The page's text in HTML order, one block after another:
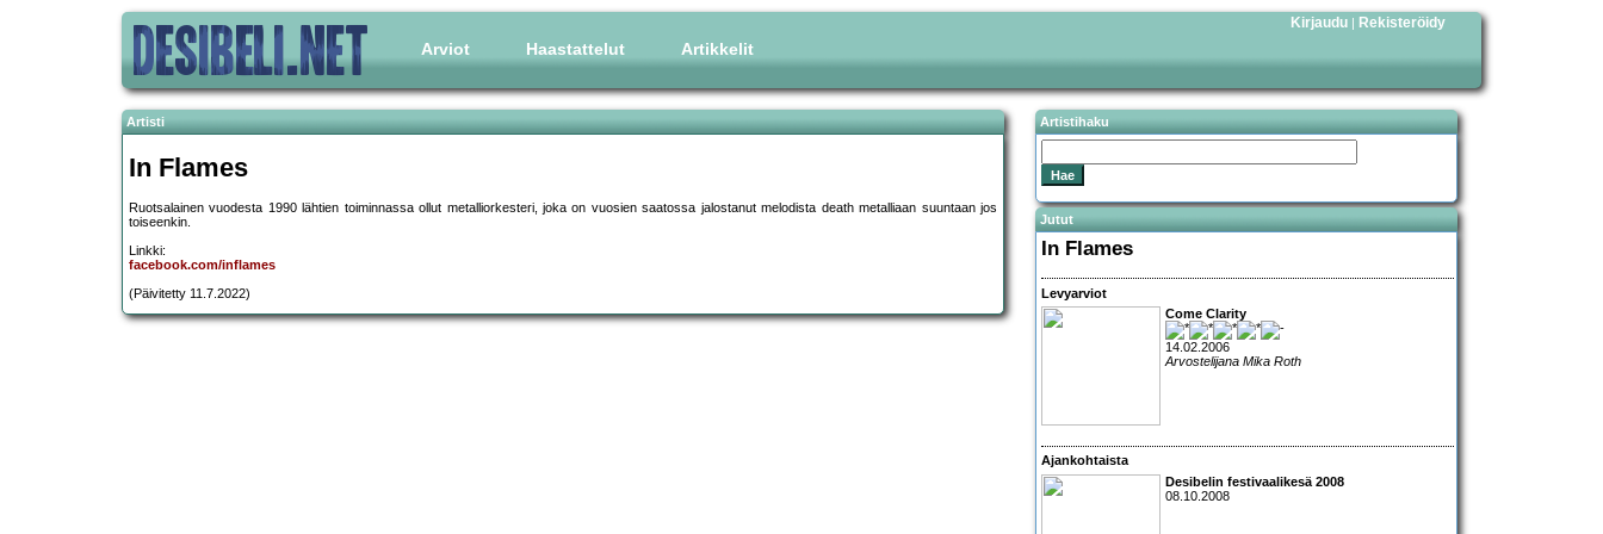
Arviot Haastattelut Artikkelit
Kirjaudu | Rekisteröidy
Artisti
In Flames
Ruotsalainen vuodesta 1990 lähtien toiminnassa ollut metalliorkesteri, joka on vuosien saatossa jalostanut melodista death metalliaan suuntaan jos
toiseenkin.
Linkki:
facebook.com/inflames
(Päivitetty 11.7.2022)
Artistihaku
Jutut
In Flames
Levyarviot
Come Clarity
14.02.2006
Arvostelijana Mika Roth
Ajankohtaista
Desibelin festivaalikesä 2008
08.10.2008